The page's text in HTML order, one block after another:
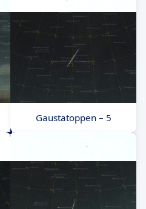
Gaustatoppen – 5